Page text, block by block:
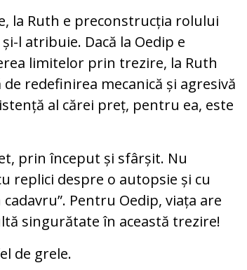
la Ruth e preconstrucția rolului
l atribuie. Dacă la Oedip e
limitelor prin trezire, la Ruth
redefinirea mecanică și agresivă
al cărei preț, pentru ea, este
prin început și sfârșit. Nu
replici despre o autopsie și cu
Pentru Oedip, viața are
singurătate în această trezire!
de grele.